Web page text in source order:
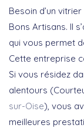
Besoin d’un vitrier
Bons Artisans. Il
qui vous permet
Cette entreprise
Si vous résidez
alentours
sur-Oise), vous
meilleures